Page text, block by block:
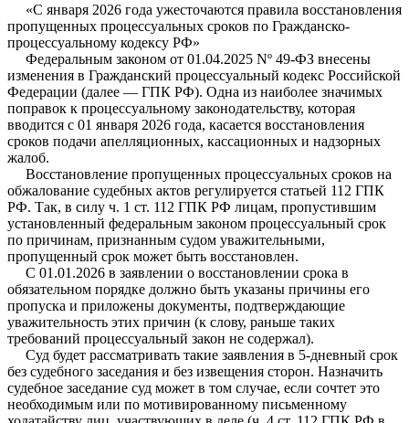
«С января 2026 года ужесточаются правила восстановления
пропущенных процессуальных сроков по Гражданско-
процессуальному кодексу РФ»
Федеральным законом от 01.04.2025 Nº 49-ФЗ внесены
изменения в Гражданский процессуальный кодекс Российской
Федерации (далее — ГПК РФ). Одна из наиболее значимых
поправок к процессуальному законодательству, которая
вводится с 01 января 2026 года, касается восстановления
сроков подачи апелляционных, кассационных и надзорных
жалоб.
Восстановление пропущенных процессуальных сроков на
обжалование судебных актов регулируется статьей 112 ГПК
РФ. Так, в силу ч. 1 ст. 112 ГПК РФ лицам, пропустившим
установленный федеральным законом процессуальный срок
по причинам, признанным судом уважительными,
пропущенный срок может быть восстановлен.
С 01.01.2026 в заявлении о восстановлении срока в
обязательном порядке должно быть указаны причины его
пропуска и приложены документы, подтверждающие
уважительность этих причин (к слову, раньше таких
требований процессуальный закон не содержал).
Суд будет рассматривать такие заявления в 5-дневный срок
без судебного заседания и без извещения сторон. Назначить
судебное заседание суд может в том случае, если сочтет это
необходимым или по мотивированному письменному